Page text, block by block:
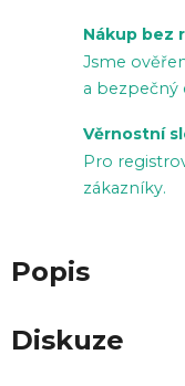
Nákup bez
Jsme
a bezpečný
Věrnostní
Pro
zákazníky.
Popis
Diskuze